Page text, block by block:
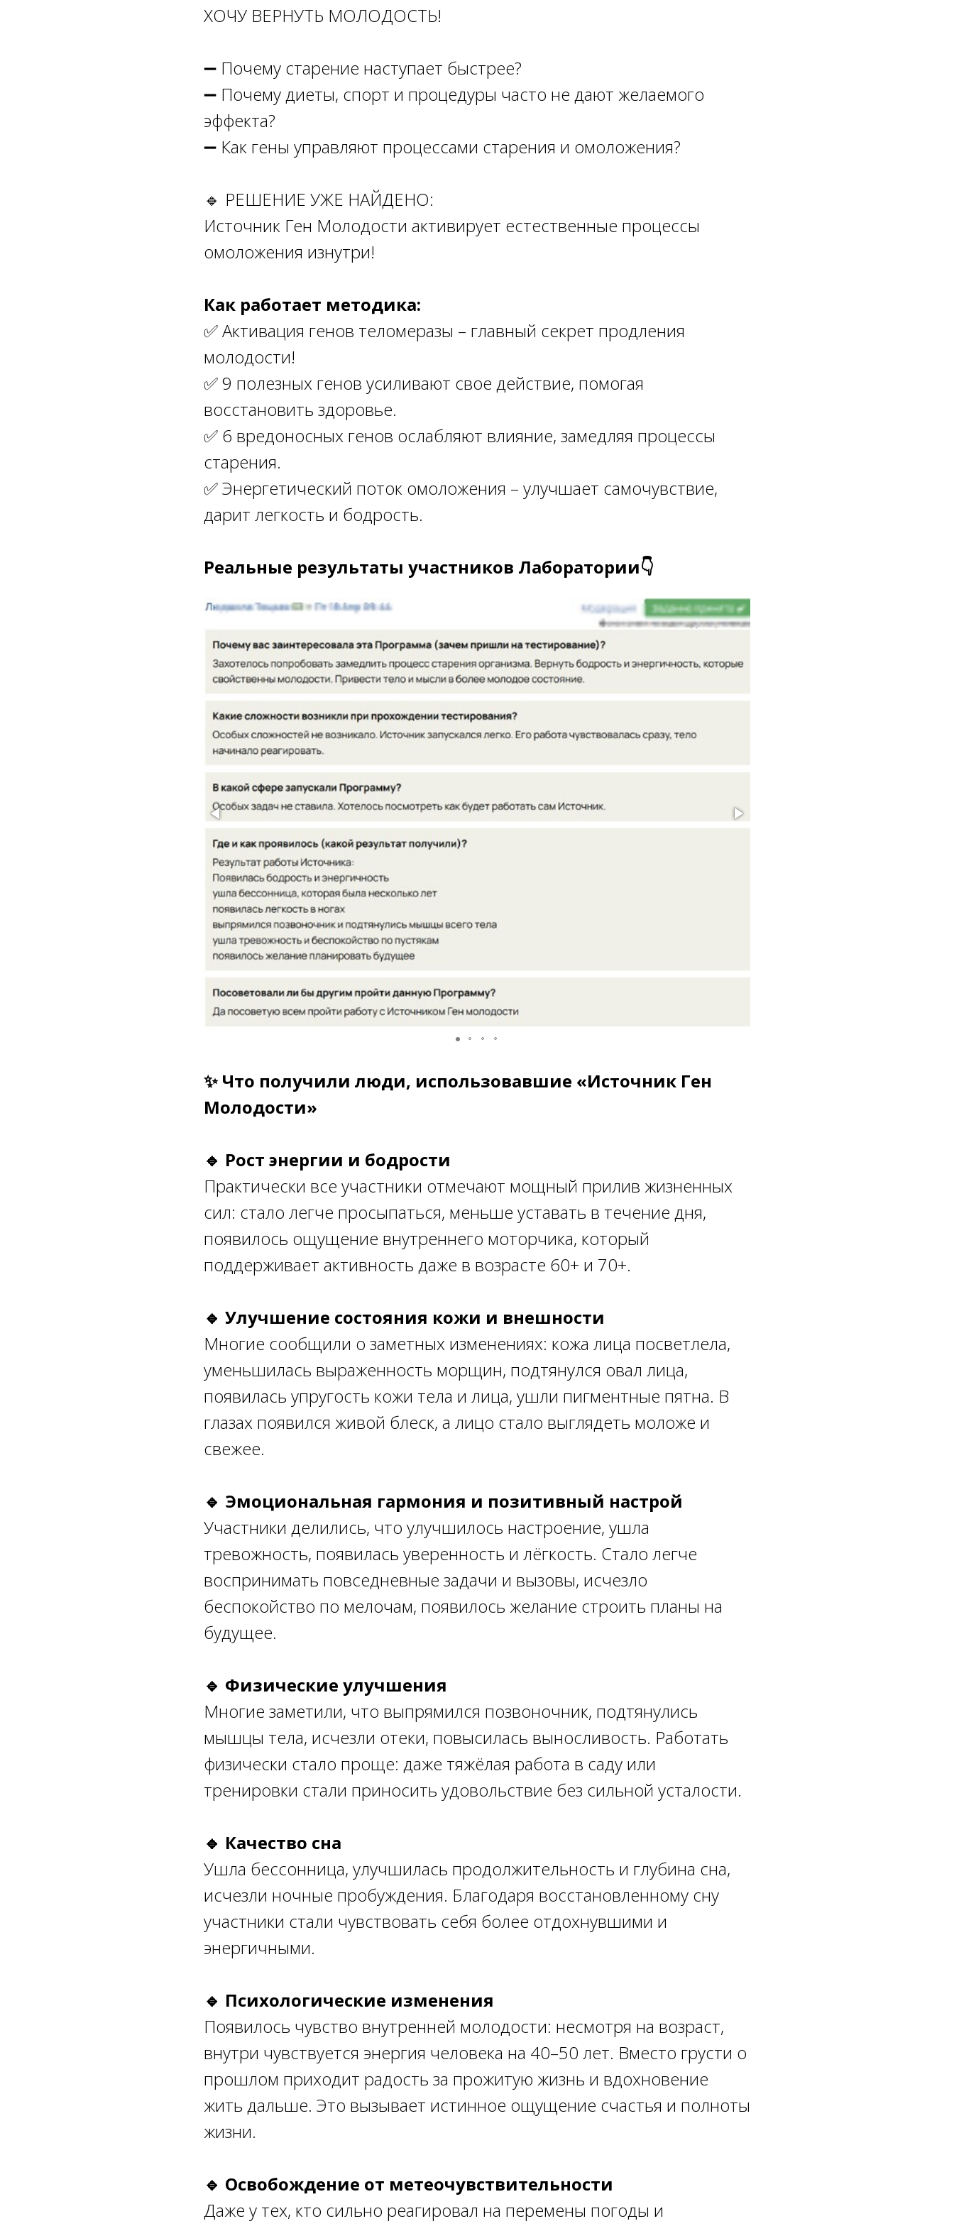
ХОЧУ ВЕРНУТЬ МОЛОДОСТЬ!
➖ Почему старение наступает быстрее?
➖ Почему диеты, спорт и процедуры часто не дают желаемого
эффекта?
➖ Как гены управляют процессами старения и омоложения?
🔹 РЕШЕНИЕ УЖЕ НАЙДЕНО:
Источник Ген Молодости активирует естественные процессы
омоложения изнутри!
Как работает методика:
✅ Активация генов теломеразы – главный секрет продления
молодости!
✅ 9 полезных генов усиливают свое действие, помогая
восстановить здоровье.
✅ 6 вредоносных генов ослабляют влияние, замедляя процессы
старения.
✅ Энергетический поток омоложения – улучшает самочувствие,
дарит легкость и бодрость.
Реальные результаты участников Лаборатории👇
✨ Что получили люди, использовавшие «Источник Ген
Молодости»
🔹 Рост энергии и бодрости
Практически все участники отмечают мощный прилив жизненных
сил: стало легче просыпаться, меньше уставать в течение дня,
появилось ощущение внутреннего моторчика, который
поддерживает активность даже в возрасте 60+ и 70+.
🔹 Улучшение состояния кожи и внешности
Многие сообщили о заметных изменениях: кожа лица посветлела,
уменьшилась выраженность морщин, подтянулся овал лица,
появилась упругость кожи тела и лица, ушли пигментные пятна. В
глазах появился живой блеск, а лицо стало выглядеть моложе и
свежее.
🔹 Эмоциональная гармония и позитивный настрой
Участники делились, что улучшилось настроение, ушла
тревожность, появилась уверенность и лёгкость. Стало легче
воспринимать повседневные задачи и вызовы, исчезло
беспокойство по мелочам, появилось желание строить планы на
будущее.
🔹 Физические улучшения
Многие заметили, что выпрямился позвоночник, подтянулись
мышцы тела, исчезли отеки, повысилась выносливость. Работать
физически стало проще: даже тяжёлая работа в саду или
тренировки стали приносить удовольствие без сильной усталости.
🔹 Качество сна
Ушла бессонница, улучшилась продолжительность и глубина сна,
исчезли ночные пробуждения. Благодаря восстановленному сну
участники стали чувствовать себя более отдохнувшими и
энергичными.
🔹 Психологические изменения
Появилось чувство внутренней молодости: несмотря на возраст,
внутри чувствуется энергия человека на 40–50 лет. Вместо грусти о
прошлом приходит радость за прожитую жизнь и вдохновение
жить дальше. Это вызывает истинное ощущение счастья и полноты
жизни.
🔹 Освобождение от метеочувствительности
Даже у тех, кто сильно реагировал на перемены погоды и